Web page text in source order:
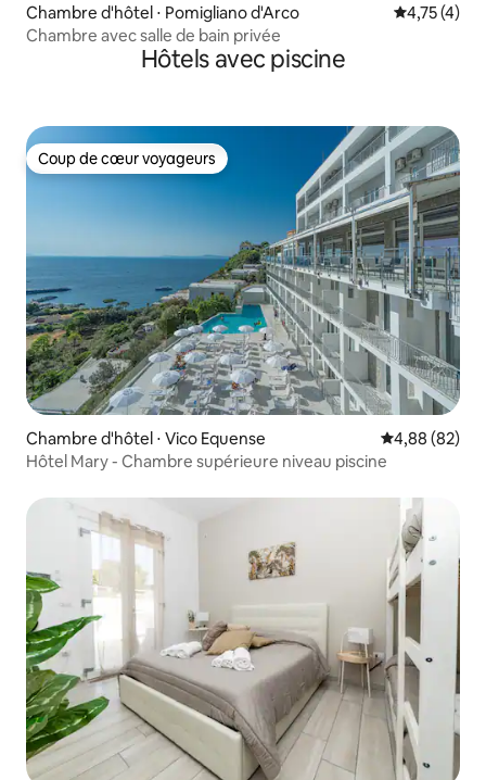
Chambre d'hôtel ⋅ Pomigliano d'Arco Évaluation
4,75 (4)
Chambre avec salle de bain privée
Hôtels avec piscine
Coup de cœur voyageurs
Coup de cœur voyageurs
Chambre d'hôtel ⋅ Vico Equense Évaluation
4,88 (82)
Hôtel Mary - Chambre supérieure niveau piscine